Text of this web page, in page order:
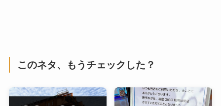
このネタ、もうチェックした？